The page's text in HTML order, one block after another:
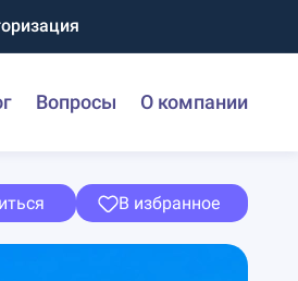
Вопросы О компании
В избранное